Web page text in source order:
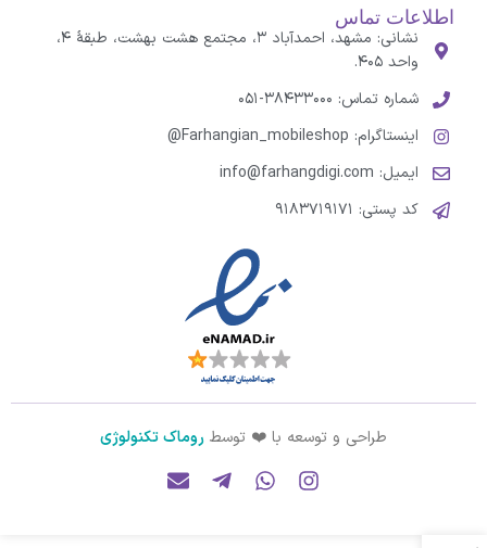
اطلاعات تماس
نشانی: مشهد، احمدآباد ۳، مجتمع هشت بهشت، طبقهٔ ۴،
واحد ۴۰۵.
شماره تماس: ۳۸۴۳۳۰۰۰-۰۵۱
اینستاگرام: Farhangian_mobileshop@
ایمیل: info@farhangdigi.com
کد پستی: ۹۱۸۳۷۱۹۱۷۱
طراحی و توسعه با ❤️ توسط روماک تکنولوژی